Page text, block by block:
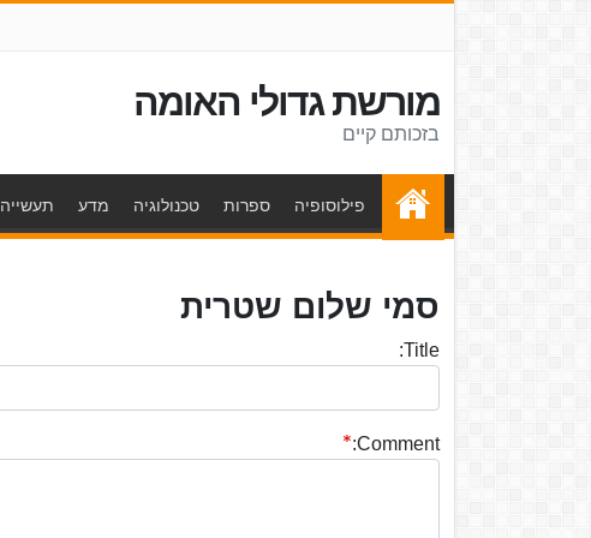
מורשת גדולי האומה
בזכותם קיים
פילוסופיה ספרות טכנולוגיה מדע תעשייה
סמי שלום שטרית
Title:
Comment: